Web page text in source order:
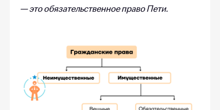
— это обязательственное право Пети.